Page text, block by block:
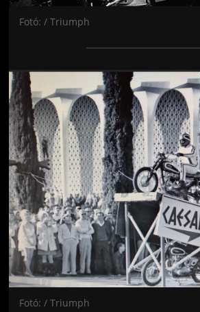
Fotó: / Triumph
Jön még kép!
Fotó: / Triumph